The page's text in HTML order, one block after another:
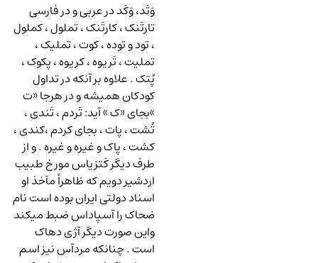
وَتَد، وَکَد در عربی و در فارسی
تارتَنک ، کارتَنک ، تملول ، کملول
، تود و توده ، کوت ، تملیک ،
تملیت ، تَریوه ، کریوه ، پکوک ،
پُتک . علاوه بر آنکه در تداول
کودکان همیشه و در هرجا «ت
»بجای «ک » آید: تَردم ، تَندی ،
تُشت ، پات ، بجای کردم ،کندی ،
کشت ، پاک و غیره و غیره . و از
طرف دیگر کَتزیاس مورخ طبیب
اردشیر دویم که ظاهراً مآخذ او
اسناد دولتی ایران بوده است نام
ضحاک را آسپاداس ضبط میکند
واین صورت دیگر آژی دهاک
است . چنانکه مردآس نیز اسم